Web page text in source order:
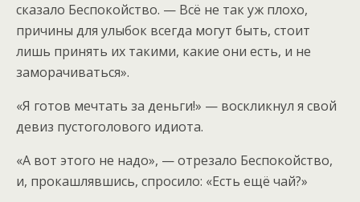
сказало Беспокойство. — Всё не так уж плохо,
причины для улыбок всегда могут быть, стоит
лишь принять их такими, какие они есть, и не
заморачиваться».
«Я готов мечтать за деньги!» — воскликнул я свой
девиз пустоголового идиота.
«А вот этого не надо», — отрезало Беспокойство,
и, прокашлявшись, спросило: «Есть ещё чай?»